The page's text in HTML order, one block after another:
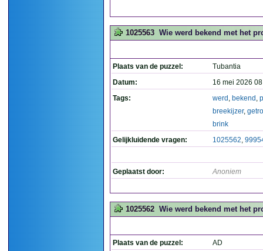
1025563 Wie werd bekend met het
Plaats van de puzzel:
Tubantia
Datum:
16 mei 2026
Tags:
werd , bekend ,
breekijzer,
brink
Gelijkluidende vragen:
1025562,
Geplaatst door: Anoniem
1025562 Wie werd bekend met het
Plaats van de puzzel:
AD